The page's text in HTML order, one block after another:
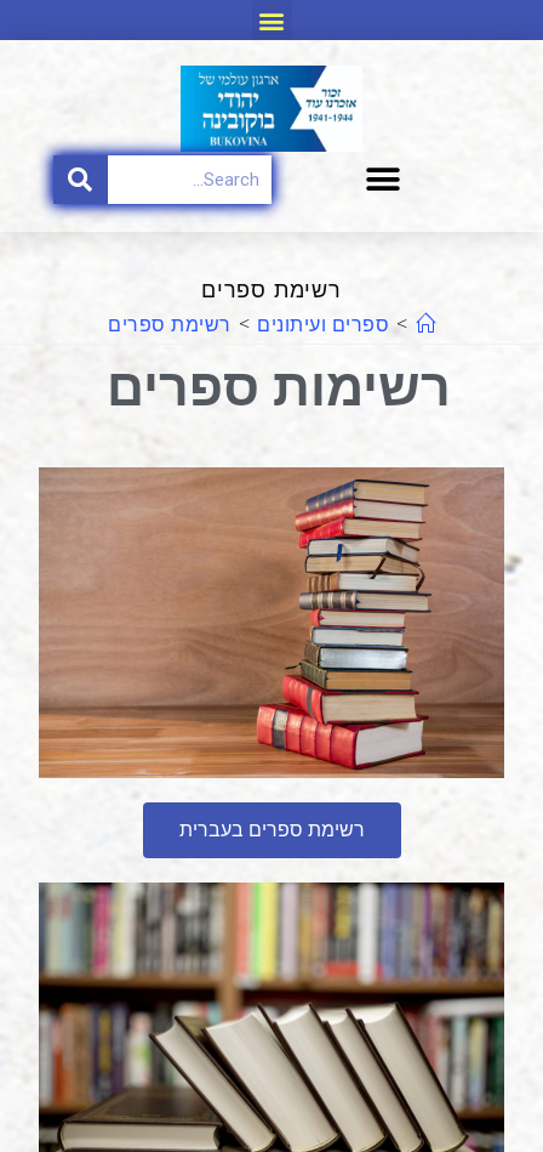
רשימת ספרים
> ספרים ועיתונים > רשימת ספרים
רשימות ספרים
רשימת ספרים בעברית